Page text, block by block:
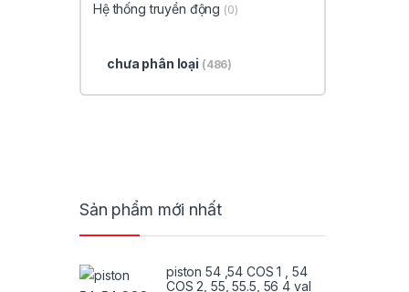
Hệ thống truyền động (0)
chưa phân loại (486)
Sản phẩm mới nhất
piston 54 ,54 COS 1 , 54
COS 2, 55, 55.5, 56 4 val